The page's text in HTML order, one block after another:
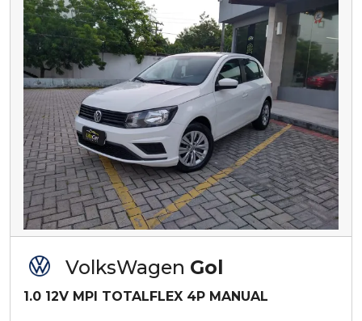
VolksWagen Gol
1.0 12V MPI TOTALFLEX 4P MANUAL